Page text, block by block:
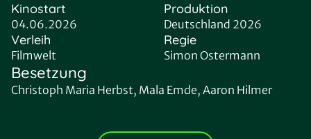
Kinostart
04.06.2026
Produktion
Deutschland 2026
Verleih
Filmwelt
Regie
Simon Ostermann
Besetzung
Christoph Maria Herbst, Mala Emde, Aaron Hilmer